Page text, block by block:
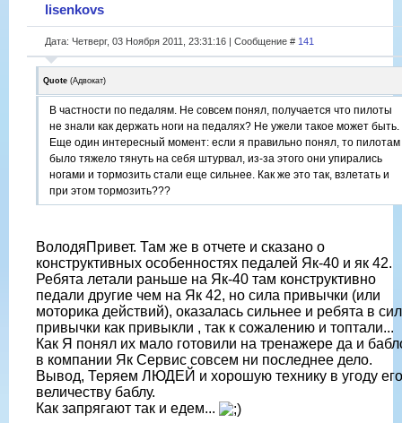
lisenkovs
Дата: Четверг, 03 Ноября 2011, 23:31:16 | Сообщение # 141
Quote (Адвокат)
В частности по педалям. Не совсем понял, получается что пилоты
не знали как держать ноги на педалях? Не ужели такое может быть.
Еще один интересный момент: если я правильно понял, то пилотам
было тяжело тянуть на себя штурвал, из-за этого они упирались
ногами и тормозить стали еще сильнее. Как же это так, взлетать и
при этом тормозить???
ВолодяПривет. Там же в отчете и сказано о
конструктивных особенностях педалей Як-40 и як 42.
Ребята летали раньше на Як-40 там конструктивно
педали другие чем на Як 42, но сила привычки (или
моторика действий), оказалась сильнее и ребята в
привычки как привыкли , так к сожалению и топтали...
Как Я понял их мало готовили на тренажере да и
в компании Як Сервис совсем ни последнее дело.
Вывод, Теряем ЛЮДЕЙ и хорошую технику в угоду его
величеству баблу.
Как запрягают так и едем...